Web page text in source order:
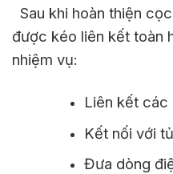
Sau khi hoàn thiện
được kéo liên kết toàn
nhiệm vụ:
Liên kết
Kết nối với
Đưa dòng